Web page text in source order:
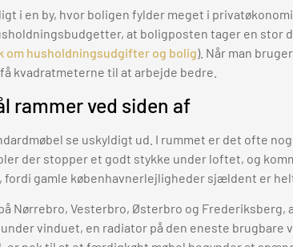
i en by, hvor boligen fylder meget i
at boligposten tager en stor
om husholdningsudgifter og bolig). Når man
kvadratmeterne til at arbejde bedre.
rammer ved siden af
se uskyldigt ud. I rummet er det ofte
der stopper et godt stykke under loftet, og
gamle københavnerlejligheder sjældent er
Nørrebro, Vesterbro, Østerbro og Frederiksberg,
vinduet, en radiator på den eneste brugbare